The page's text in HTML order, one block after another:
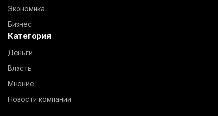
Экономика
Бизнес
Категория
Деньги
Власть
Мнение
Новости компаний